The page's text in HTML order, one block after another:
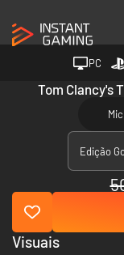
PC
Tom Clancy's
Edição
Visuais